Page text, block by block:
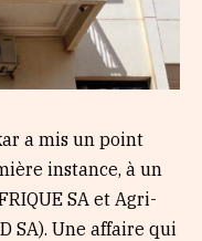
a mis un point
instance, à un
SA et Agri-
SA). Une affaire qui